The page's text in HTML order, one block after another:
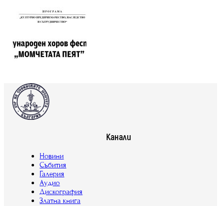
Канали
Новини
Събития
Галерия
Аудио
Дискография
Златна книга